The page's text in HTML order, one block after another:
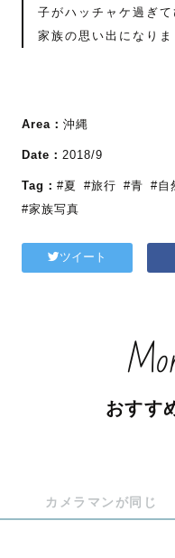
子がハッチャケ過ぎ
家族の思い出になり
Area： 沖縄
Date： 2018/9
Tag： #夏 #旅行 #青 #自
#家族写真
ツイート
おすす
カメラマンが同じ